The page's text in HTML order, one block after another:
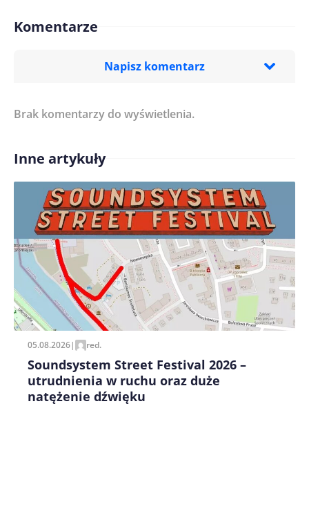
Komentarze
Napisz komentarz
Treść komentarza*
Imię/ Nick*
Zapamiętaj moje dane w tej przeglądarce podczas
pisania kolejnych komentarzy.
Brak komentarzy do wyświetlenia.
Inne artykuły
05.08.2026| red.
Soundsystem Street Festival 2026 –
utrudnienia w ruchu oraz duże
natężenie dźwięku